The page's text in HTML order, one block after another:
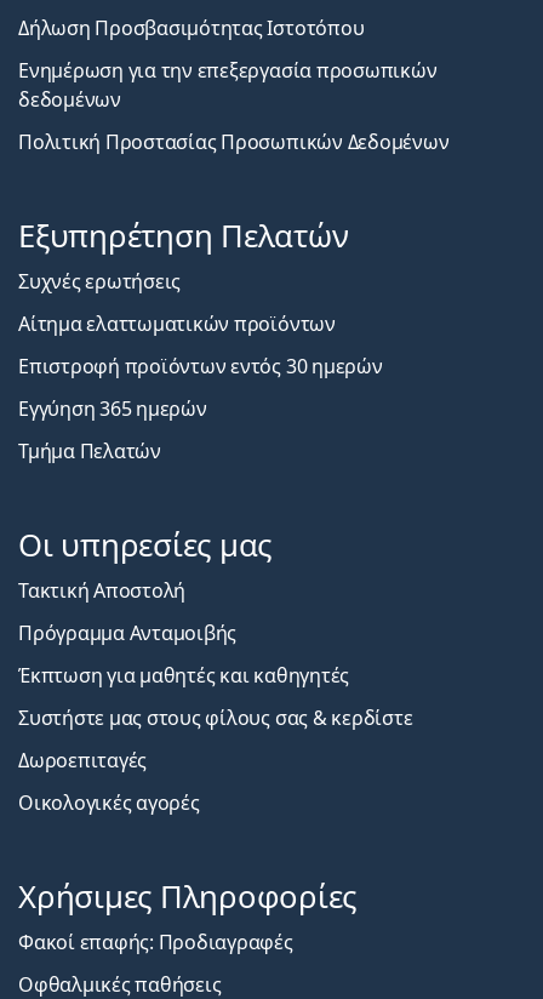
Δήλωση Προσβασιμότητας Ιστοτόπου
Ενημέρωση για την επεξεργασία προσωπικών
δεδομένων
Πολιτική Προστασίας Προσωπικών Δεδομένων
Εξυπηρέτηση Πελατών
Συχνές ερωτήσεις
Αίτημα ελαττωματικών προϊόντων
Επιστροφή προϊόντων εντός 30 ημερών
Εγγύηση 365 ημερών
Τμήμα Πελατών
Οι υπηρεσίες μας
Τακτική Αποστολή
Πρόγραμμα Ανταμοιβής
Έκπτωση για μαθητές και καθηγητές
Συστήστε μας στους φίλους σας & κερδίστε
Δωροεπιταγές
Οικολογικές αγορές
Χρήσιμες Πληροφορίες
Φακοί επαφής: Προδιαγραφές
Οφθαλμικές παθήσεις